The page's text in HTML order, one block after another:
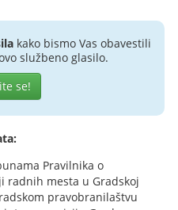
kako bismo Vas obavestili
službeno glasilo.
se!
Pravilnika o
radnih mesta u Gradskoj
pravobranilaštvu